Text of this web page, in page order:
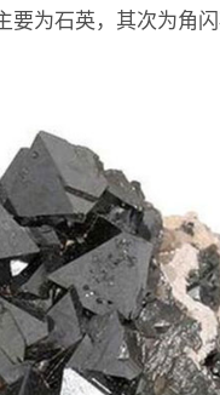
为石英，其次为角闪